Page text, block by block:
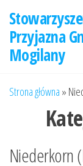
treściPrzyjazna
Mogilany
Strona główna »
Niederkorn